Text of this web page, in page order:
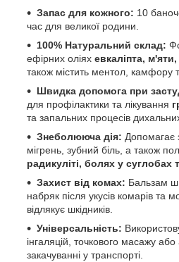
Запас для кожного: 10
час для великої родини.
100% Натуральний склад:
ефірних оліях евкаліпта,
також містить ментол, камфору
Швидка допомога при
для профілактики та лікування
та запальних процесів
Знеболююча дія: Допомагає
мігрень, зубний біль, а також
радикуліті, болях у суглобах
Захист від комах: Бальзам
набряк після укусів комарів та
відлякує шкідників.
Універсальність:
інгаляцій, точкового масажу
закачуванні у транспорті.